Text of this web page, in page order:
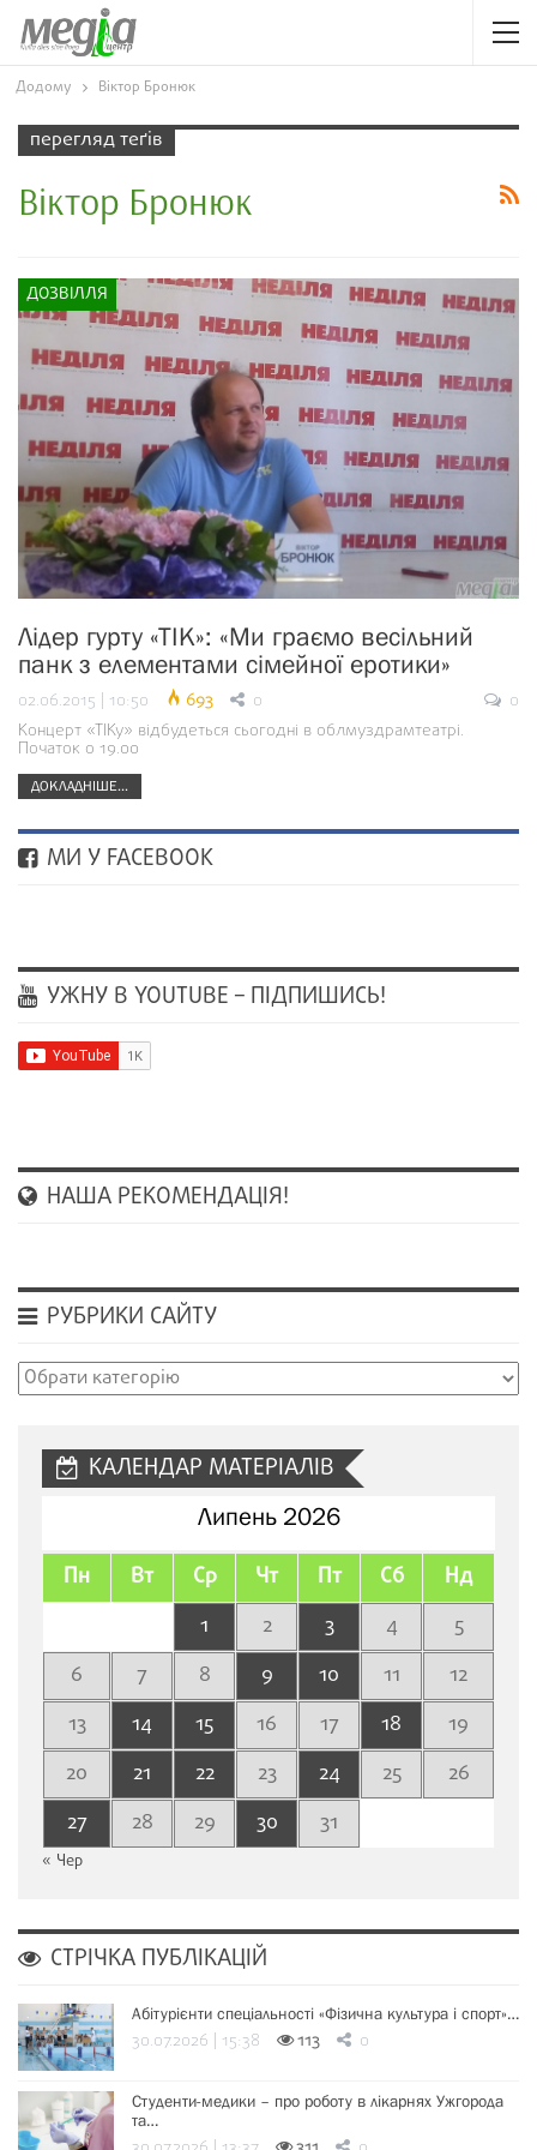
Додому Віктор Бронюк
перегляд теґів
Віктор Бронюк
ДОЗВІЛЛЯ
Лідер гурту «ТІК»: «Ми граємо весільний
панк з елементами сімейної еротики»
02.06.2015 | 10:50 693 0
0
Концерт «ТІКу» відбудеться сьогодні в облмуздрамтеатрі.
Початок о 19.00
ДОКЛАДНІШЕ...
МИ У FACEBOOK
УЖНУ В YOUTUBE – ПІДПИШИСЬ!
НАША РЕКОМЕНДАЦІЯ!
РУБРИКИ САЙТУ
Рубрики
КАЛЕНДАР МАТЕРІАЛІВ
Липень 2026
Пн Вт Ср Чт Пт Сб Нд
1 2 3 4
5
6
7 8 9 10 11
12
13
14 15 16 17 18
19
20
21 22 23 24 25
26
27
28 29 30 31
« Чер
СТРІЧКА ПУБЛІКАЦІЙ
Абітурієнти спеціальності «Фізична культура і спорт»…
30.07.2026 | 15:38 113 0
Студенти-медики – про роботу в лікарнях Ужгорода
та…